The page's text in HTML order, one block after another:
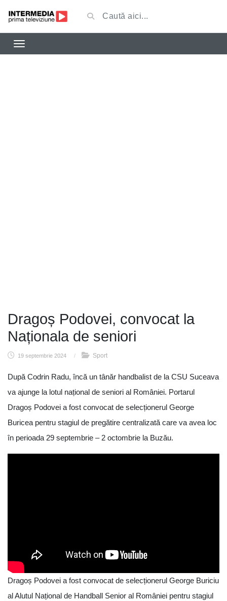
Dragoș Podovei, convocat la
Naționala de seniori
19 septembrie 2024 / Sport
După Codrin Radu, încă un tânăr handbalist de la CSU Suceava
va ajunge la lotul național de seniori al României. Portarul
Dragoș Podovei a fost convocat de selecționerul George
Buricea pentru stagiul de pregătire centralizată care va avea loc
în perioada 29 septembrie – 2 octombrie la Buzău.
Dragoș Podovei a fost convocat de selecționerul George Buriciu
al Alutul Național de Handball Senior al României pentru stagiul